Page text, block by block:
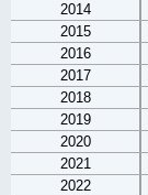
2014
2015
2016
2017
2018
2019
2020
2021
2022